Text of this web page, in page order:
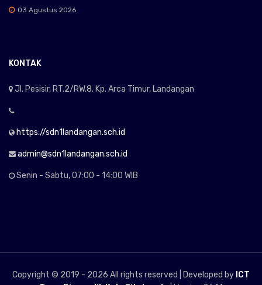
03 Agustus 2026
KONTAK
Jl. Pesisir, RT.2/RW.8. Kp. Arca Timur, Landangan
https://sdn1landangan.sch.id
admin@sdn1landangan.sch.id
Senin - Sabtu, 07:00 - 14:00 WIB
Copyright © 2019 - 2026 All rights reserved | Developed by ICT